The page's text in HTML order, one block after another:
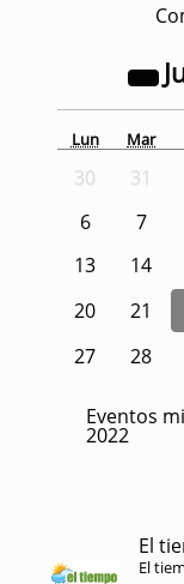
Lun Mar
30 31
6
7
13
14
20
21
27
28
Eventos
2022
El
El